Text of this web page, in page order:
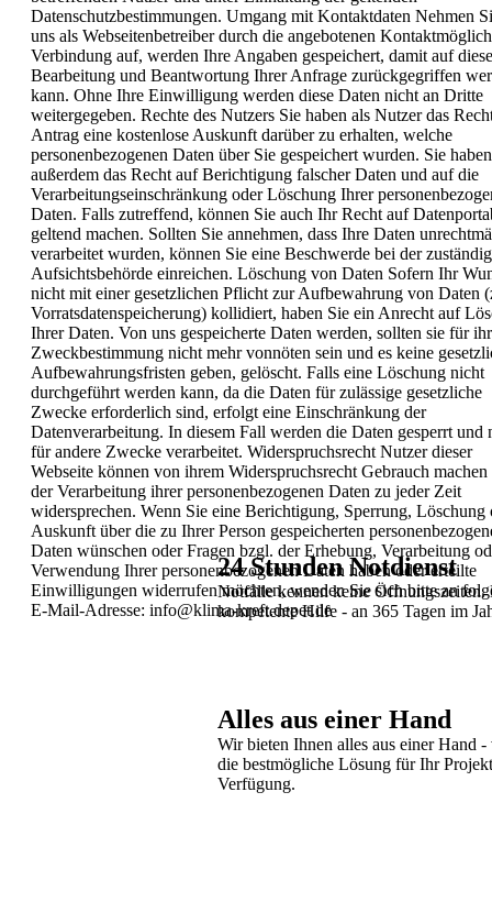
24 Stunden Notdienst
Notfälle kennen keine
kompetente Hilfe - an 365 Tagen im
Alles aus einer Hand
Wir bieten Ihnen alles aus einer Hand
die bestmögliche Lösung für Ihr
Verfügung.
Datenschutzbestimmungen. Umgang mit Kontaktdaten Nehmen
uns als Webseitenbetreiber durch die angebotenen
Verbindung auf, werden Ihre Angaben gespeichert, damit auf
Bearbeitung und Beantwortung IhrerAnfrage zurückgegriffen
kann. Ohne Ihre Einwilligung werden diese Daten nicht an Dritte
weitergegeben. Rechte des Nutzers Sie haben als Nutzer das
Antrag eine kostenlose Auskunft darüber zu erhalten, welche
personenbezogenen Daten über Sie gespeichert wurden. Sie haben
außerdem das Recht auf Berichtigung falscher Daten und auf die
Verarbeitungseinschränkung oderLöschung Ihrer
Daten. Falls zutreffend, können Sie auch Ihr Recht auf
geltend machen. Sollten Sie annehmen, dass Ihre Daten
verarbeitet wurden, können Sie eine Beschwerde bei der
Aufsichtsbehörde einreichen. Löschung von Daten Sofern Ihr
nicht mit einer gesetzlichen Pflicht zurAufbewahrung von Daten
Vorratsdatenspeicherung) kollidiert, haben Sie ein Anrecht auf
Ihrer Daten. Von uns gespeicherte Daten werden, sollten sie für
Zweckbestimmung nicht mehrvonnöten sein und es keine
Aufbewahrungsfristen geben, gelöscht. Falls eine Löschung nicht
durchgeführt werden kann, da die Daten für zulässige gesetzliche
Zwecke erforderlich sind, erfolgt eine Einschränkung der
Datenverarbeitung. In diesem Fall werden die Daten gesperrt und
für andere Zwecke verarbeitet. Widerspruchsrecht Nutzer dieser
Webseite können von ihrem Widerspruchsrecht Gebrauch machen
der Verarbeitung ihrer personenbezogenen Daten zu jeder Zeit
widersprechen. Wenn Sie eine Berichtigung, Sperrung, Löschung
Auskunft überdie zu Ihrer Person gespeicherten
Daten wünschen oder Fragen bzgl. der Erhebung, Verarbeitung
Verwendung Ihrer personenbezogenen Daten haben oder erteilte
Einwilligungen widerrufen möchten, wenden Sie sich bitte an
E-Mail-Adresse: info@klima-kreft.depet.de